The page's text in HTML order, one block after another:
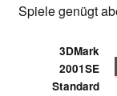
Spiele genügt
3DMark
2001SE
Standard